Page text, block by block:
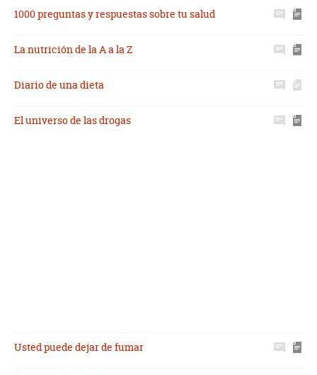
1000 preguntas y respuestas sobre tu salud
La nutrición de la A a la Z
Diario de una dieta
El universo de las drogas
Usted puede dejar de fumar